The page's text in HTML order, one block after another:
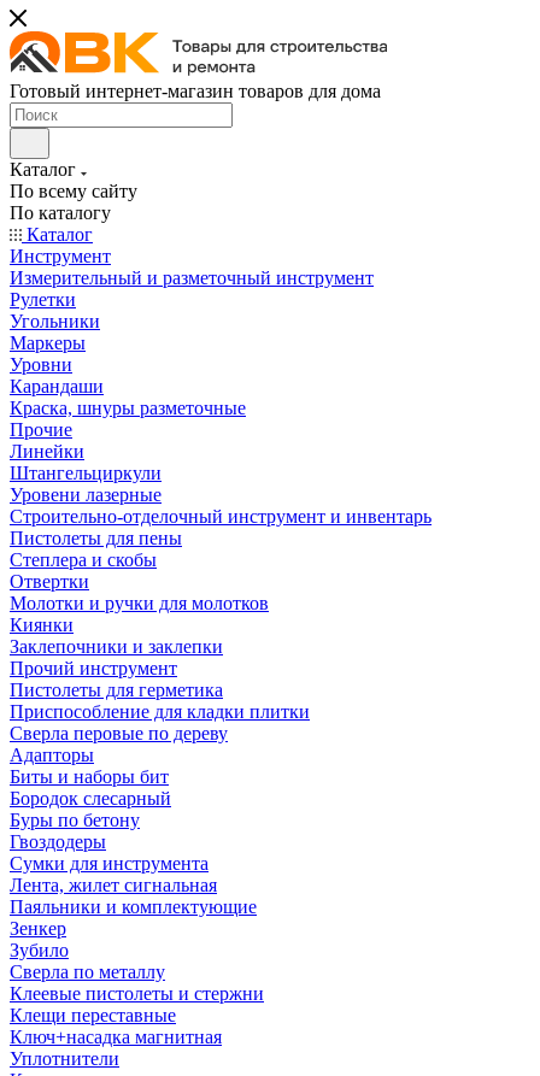
Готовый интернет-магазин товаров для дома
Каталог
По всему сайту
По каталогу
Каталог
Инструмент
Измерительный и разметочный инструмент
Рулетки
Угольники
Маркеры
Уровни
Карандаши
Краска, шнуры разметочные
Прочие
Линейки
Штангельциркули
Уровени лазерные
Строительно-отделочный инструмент и инвентарь
Пистолеты для пены
Степлера и скобы
Отвертки
Молотки и ручки для молотков
Киянки
Заклепочники и заклепки
Прочий инструмент
Пистолеты для герметика
Приспособление для кладки плитки
Сверла перовые по дереву
Адапторы
Биты и наборы бит
Бородок слесарный
Буры по бетону
Гвоздодеры
Сумки для инструмента
Лента, жилет сигнальная
Паяльники и комплектующие
Зенкер
Зубило
Сверла по металлу
Клеевые пистолеты и стержни
Клещи переставные
Ключ+насадка магнитная
Уплотнители